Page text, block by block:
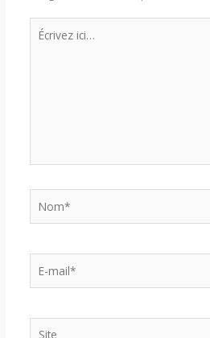
Écrivez
ici…
mail*